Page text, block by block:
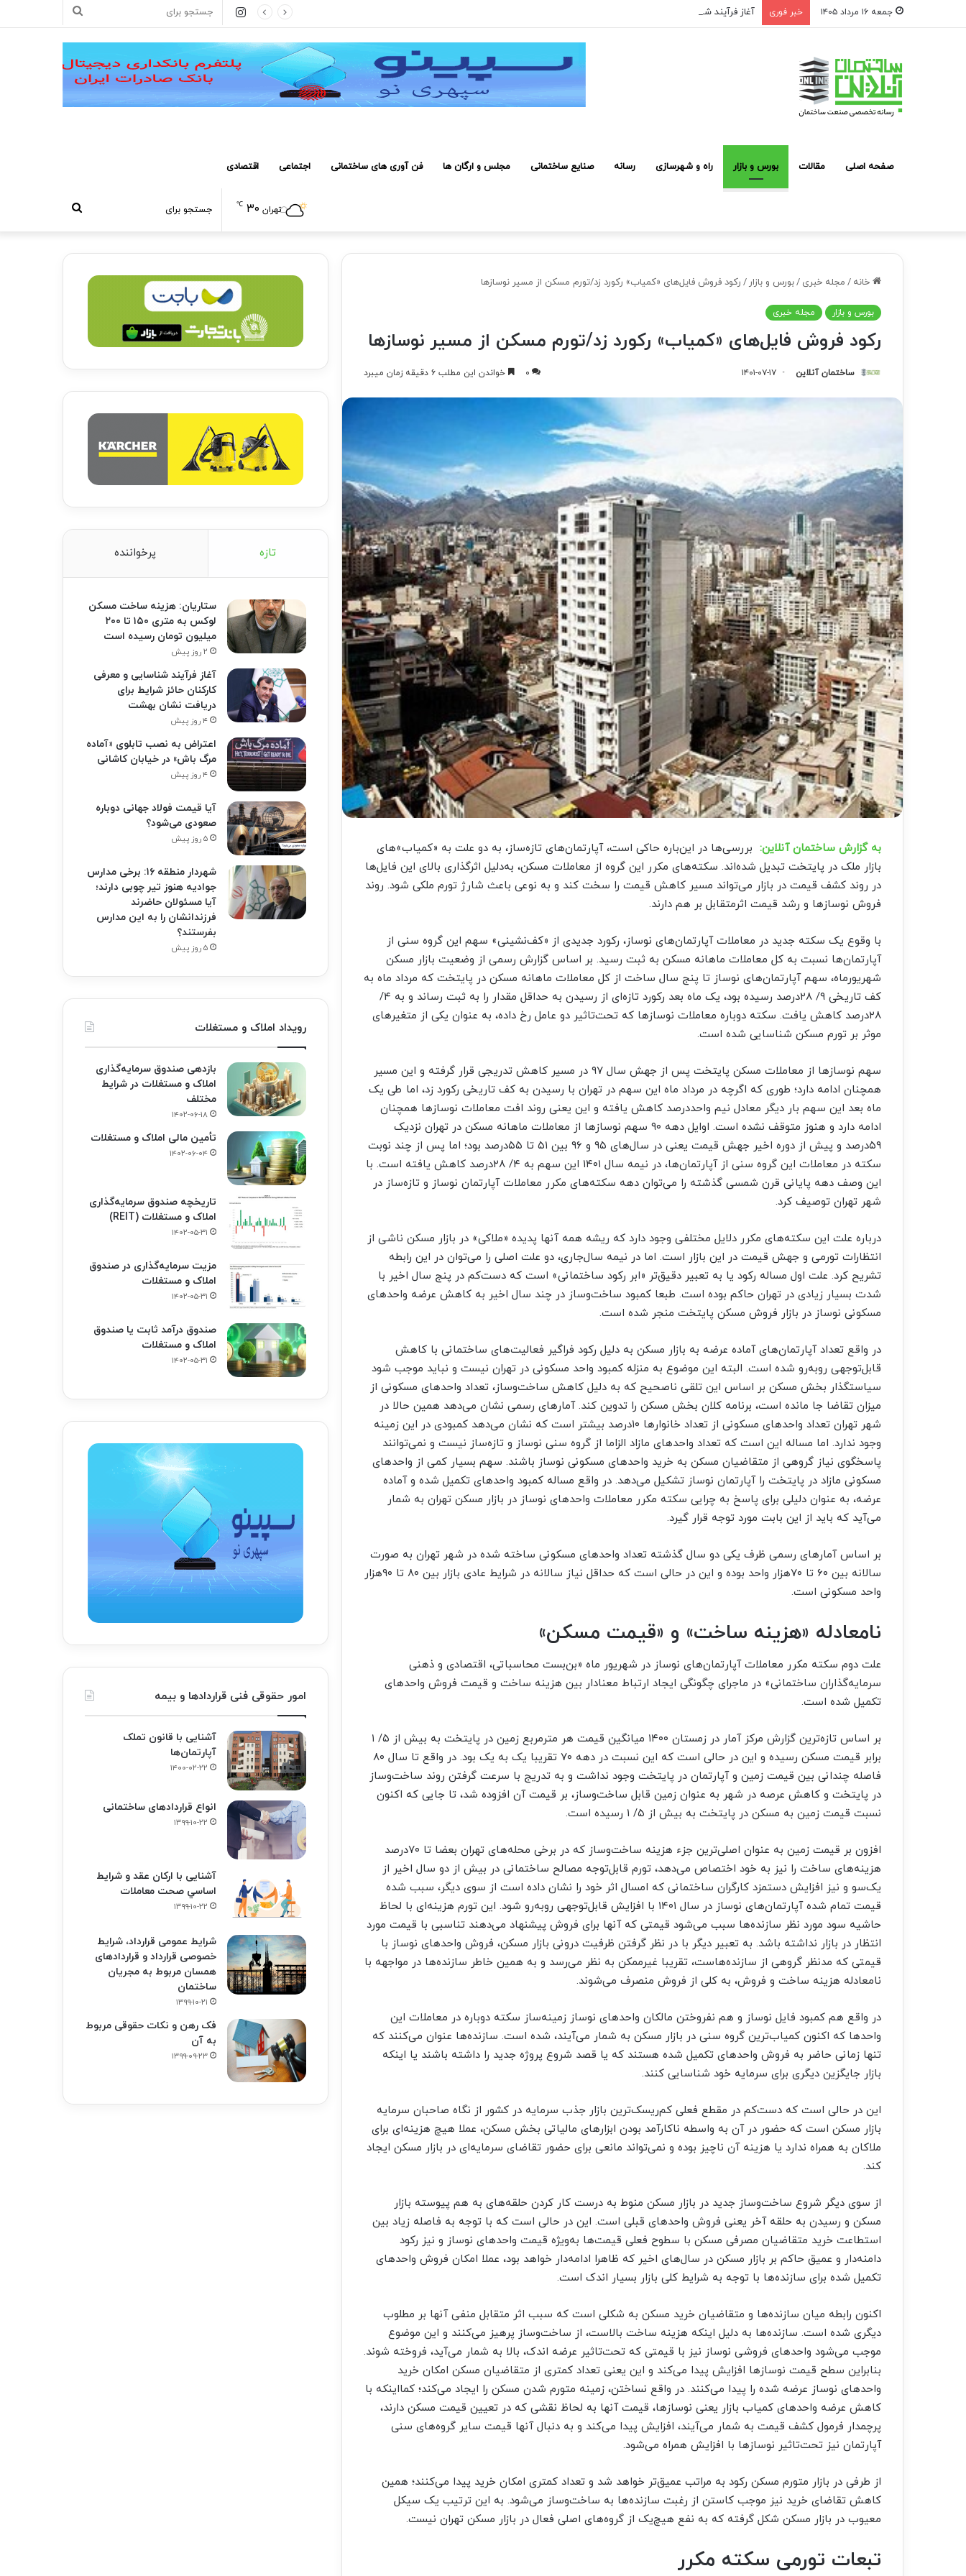
جمعه ۱۶ مرداد ۱۴۰۵ خبر فوری آغاز فرآیند شناسایی و معرفی کارکنان حائز شرایط برای دریافت نشان بهشت
جستجو
اینستاگرام
صفحه اصلی مقالات بورس و بازار راه و شهرسازی رسانه صنایع ساختمانی مجلس و ارگان ها فن آوری های ساختمانی اجتماعی اقتصادی
جستجو
برای
تهران ۳۰ ℃
خانه / مجله خبری /بورس و بازار / رکود فروش فایل‌های «کمیاب» رکورد زد/تورم مسکن از مسیر نوسازها
بورس و بازار مجله خبری
رکود فروش فایل‌های «کمیاب» رکورد زد/تورم مسکن از مسیر نوسازها
ساختمان آنلاین ۱۴۰۱-۰۷-۱۷ ۰ خواندن این مطلب ۶ دقیقه زمان میبرد
به گزارش ساختمان آنلاین: بررسی‌ها در این‌باره حاکی است، آپارتمان‌های تازه‌ساز، به دو علت به «کمیاب»های
بازار ملک در پایتخت تبدیل شده‌اند. سکته‌های مکرر این گروه از معاملات مسکن، به‌دلیل اثرگذاری بالای این فایل‌ها
در روند کشف قیمت در بازار می‌تواند مسیر کاهش قیمت را سخت کند و به نوعی باعث شارژ تورم ملکی شود. روند
فروش نوسازها و رشد قیمت اثرمتقابل بر هم دارند.
با وقوع یک سکته جدید در معاملات آپارتمان‌‌‌های نوساز، رکورد جدیدی از «کف‌‌‌نشینی» سهم این گروه سنی از
آپارتمان‌‌‌ها نسبت به کل معاملات ماهانه مسکن به ثبت رسید. بر اساس گزارش رسمی از وضعیت بازار مسکن
شهریورماه، سهم آپارتمان‌‌‌های نوساز تا پنج سال ساخت از کل معاملات ماهانه مسکن در پایتخت که مرداد ماه به
کف تاریخی ۹/ ۲۸‌درصد رسیده بود، یک ماه بعد رکورد تازه‌‌‌ای از رسیدن به حداقل مقدار را به ثبت رساند و به ۴/
۲۸‌درصد کاهش یافت. سکته دوباره معاملات نوسازها که تحت‌تاثیر دو عامل رخ داده، به عنوان یکی از متغیرهای
موثر بر تورم مسکن شناسایی شده است.
سهم نوسازها از معاملات مسکن پایتخت پس از جهش سال ۹۷ در مسیر کاهش تدریجی قرار گرفته و این مسیر
همچنان ادامه دارد؛ طوری که اگرچه در مرداد ماه این سهم در تهران با رسیدن به کف تاریخی رکورد زد، اما طی یک
ماه بعد این سهم بار دیگر معادل نیم واحد‌درصد کاهش یافته و این یعنی روند افت معاملات نوسازها همچنان
ادامه دارد و هنوز متوقف نشده است. اوایل دهه ۹۰ سهم نوسازها از معاملات ماهانه مسکن در تهران نزدیک
۵۹‌درصد و پیش از دوره اخیر جهش قیمت یعنی در سال‌های ۹۵ و ۹۶ بین ۵۱ تا ۵۵‌درصد بود؛ اما پس از چند نوبت
سکته در معاملات این گروه سنی از آپارتمان‌‌‌ها، در نیمه سال ۱۴۰۱ این سهم به ۴/ ۲۸‌درصد کاهش یافته است. با
این وصف دهه پایانی قرن شمسی گذشته را می‌توان دهه سکته‌‌‌های مکرر معاملات آپارتمان نوساز و تازه‌‌‌ساز در
شهر تهران توصیف کرد.
درباره علت این سکته‌‌‌های مکرر دلایل مختلفی وجود دارد که ریشه همه آنها پدیده «ملاکی» در بازار مسکن ناشی از
انتظارات تورمی و جهش قیمت در این بازار است. اما در نیمه سال‌جاری، دو علت اصلی را می‌توان در این رابطه
تشریح کرد. علت اول مساله رکود یا به تعبیر دقیق‌‌‌تر «ابر رکود ساختمانی» است که دست‌‌‌کم در پنج سال اخیر با
شدت بسیار زیادی در تهران حاکم بوده است. طبعا کمبود ساخت‌وساز در چند سال اخیر به کاهش عرضه واحدهای
مسکونی نوساز در بازار فروش مسکن پایتخت منجر شده است.
در واقع تعداد آپارتمان‌‌‌های آماده عرضه به بازار مسکن به دلیل رکود فراگیر فعالیت‌های ساختمانی با کاهش
قابل‌توجهی روبه‌رو شده است. البته این موضوع به منزله کمبود واحد مسکونی در تهران نیست و نباید موجب شود
سیاستگذار بخش مسکن بر اساس این تلقی ناصحیح که به دلیل کاهش ساخت‌وساز، تعداد واحدهای مسکونی از
میزان تقاضا جا مانده است، برنامه کلان بخش مسکن را تدوین کند. آمارهای رسمی نشان می‌دهد همین حالا در
شهر تهران تعداد واحدهای مسکونی از تعداد خانوارها ۱۰‌درصد بیشتر است که نشان می‌دهد کمبودی در این زمینه
وجود ندارد. اما مساله این است که تعداد واحدهای مازاد الزاما از گروه سنی نوساز و تازه‌‌‌ساز نیست و نمی‌توانند
پاسخگوی نیاز گروهی از متقاضیان مسکن به خرید واحدهای مسکونی نوساز باشند. سهم بسیار کمی از واحدهای
مسکونی مازاد در پایتخت را آپارتمان نوساز تشکیل می‌دهد. در واقع مساله کمبود واحدهای تکمیل شده و آماده
عرضه، به عنوان دلیلی برای پاسخ به چرایی سکته مکرر معاملات واحدهای نوساز در بازار مسکن تهران به شمار
می‌‌‌آید که باید از این بابت مورد توجه قرار گیرد.
بر اساس آمارهای رسمی ظرف یکی دو سال گذشته تعداد واحدهای مسکونی ساخته شده در شهر تهران به صورت
سالانه بین ۶۰ تا ۷۰‌هزار واحد بوده و این در حالی است که حداقل نیاز سالانه در شرایط عادی بازار بین ۸۰ تا ۹۰‌هزار
واحد مسکونی است.
نامعادله «هزینه ساخت» و «قیمت مسکن»
علت دوم سکته مکرر معاملات آپارتمان‌‌‌های نوساز در شهریور ماه «بن‌‌‌بست محاسباتی، اقتصادی و ذهنی
سرمایه‌گذاران ساختمانی» در ماجرای چگونگی ایجاد ارتباط معنادار بین هزینه ساخت و قیمت فروش واحدهای
تکمیل شده است.
بر اساس تازه‌‌‌ترین گزارش مرکز آمار در زمستان ۱۴۰۰ میانگین قیمت هر مترمربع زمین در پایتخت به بیش از ۵/ ۱
برابر قیمت مسکن رسیده و این در حالی است که این نسبت در دهه ۷۰ تقریبا یک به یک بود. در واقع تا سال ۸۰
فاصله چندانی بین قیمت زمین و آپارتمان در پایتخت وجود نداشت و به تدریج با سرعت گرفتن روند ساخت‌وساز
در پایتخت و کاهش عرصه در شهر به عنوان زمین قابل ساخت‌وساز، بر قیمت آن افزوده شد، تا جایی که اکنون
نسبت قیمت زمین به مسکن در پایتخت به بیش از ۵/ ۱ رسیده است.
افزون بر قیمت زمین به عنوان اصلی‌‌‌ترین جزء هزینه ساخت‌وساز که در برخی محله‌‌‌های تهران بعضا تا ۷۰‌درصد
هزینه‌‌‌های ساخت را نیز به خود اختصاص می‌دهد، تورم قابل‌توجه مصالح ساختمانی در بیش از دو سال اخیر از
یک‌‌‌سو و نیز افزایش دستمزد کارگران ساختمانی که امسال اثر خود را نشان داده است از سوی دیگر، سبب شده
قیمت تمام شده آپارتمان‌‌‌های نوساز در سال ۱۴۰۱ با افزایش قابل‌توجهی روبه‌رو شود. این تورم هزینه‌‌‌ای با لحاظ
حاشیه سود مورد نظر سازنده‌‌‌ها سبب می‌شود قیمتی که آنها برای فروش پیشنهاد می‌دهند تناسبی با قیمت‌‌‌ مورد
انتظار در بازار نداشته باشد. به تعبیر دیگر با در نظر گرفتن ظرفیت درونی بازار مسکن، فروش واحدهای نوساز با
قیمتی که مدنظر گروهی از سازنده‌‌‌هاست، تقریبا غیرممکن به نظر می‌رسد و به همین خاطر سازنده‌‌‌ها در مواجهه با
نامعادله هزینه ساخت و فروش، به کلی از فروش منصرف می‌‌‌شوند.
در واقع هم کمبود فایل نوساز و هم نفروختن مالکان واحدهای نوساز زمینه‌‌‌ساز سکته دوباره در معاملات این
واحدها که اکنون کمیاب‌‌‌ترین گروه سنی در بازار مسکن به شمار می‌‌‌آیند، شده است. سازنده‌‌‌ها عنوان می‌کنند که
تنها زمانی حاضر به فروش واحدهای تکمیل شده هستند که یا قصد شروع پروژه جدید را داشته باشند یا اینکه
بازار جایگزین دیگری برای سرمایه خود شناسایی کنند.
این در حالی است که دست‌‌‌کم در مقطع فعلی کم‌‌‌ریسک‌‌‌ترین بازار جذب سرمایه در کشور از نگاه صاحبان سرمایه
بازار مسکن است که حضور در آن به واسطه ناکارآمد بودن ابزارهای مالیاتی بخش مسکن، عملا هیچ هزینه‌‌‌ای برای
ملاکان به همراه ندارد یا هزینه آن ناچیز بوده و نمی‌تواند مانعی برای حضور تقاضای سرمایه‌‌‌ای در بازار مسکن ایجاد
کند.
از سوی دیگر شروع ساخت‌وساز جدید در بازار مسکن منوط به درست کار کردن حلقه‌‌‌های به هم پیوسته بازار
مسکن و رسیدن به حلقه آخر یعنی فروش واحدهای قبلی است. این در حالی است که با توجه به فاصله زیاد بین
استطاعت خرید متقاضیان مصرفی مسکن با سطوح فعلی قیمت‌ها به‌ویژه قیمت واحدهای نوساز و نیز رکود
دامنه‌‌‌دار و عمیق حاکم بر بازار مسکن در سال‌های اخیر که ظاهرا ادامه‌‌‌دار خواهد بود، عملا امکان فروش واحدهای
تکمیل شده برای سازنده‌‌‌ها با توجه به شرایط کلی بازار بسیار اندک است.
اکنون رابطه میان سازنده‌‌‌ها و متقاضیان خرید مسکن به شکلی است که سبب اثر متقابل منفی آنها بر مطلوب
دیگری شده است. سازنده‌‌‌ها به دلیل اینکه هزینه ساخت بالاست، از ساخت‌وساز پرهیز می‌کنند و این موضوع
موجب می‌شود واحدهای فروشی نوساز نیز با قیمتی که تحت‌تاثیر عرضه اندک، بالا به شمار می‌‌‌آید، فروخته شوند.
بنابراین سطح قیمت نوسازها افزایش پیدا می‌کند و این یعنی تعداد کمتری از متقاضیان مسکن امکان خرید
واحدهای نوساز عرضه شده را پیدا می‌کنند. در واقع نساختن، زمینه متورم شدن مسکن را ایجاد می‌کند؛ کمااینکه با
کاهش عرضه واحدهای کمیاب بازار یعنی نوسازها، قیمت آنها به لحاظ نقشی که در تعیین قیمت مسکن دارند،
پرچمدار فرمول کشف قیمت به شمار می‌‌‌آیند، افزایش پیدا می‌کند و به دنبال آنها قیمت سایر گروه‌‌‌های سنی
آپارتمان نیز تحت‌تاثیر نوسازها با افزایش همراه می‌شود.
از طرفی در بازار متورم مسکن رکود به مراتب عمیق‌‌‌تر خواهد شد و تعداد کمتری امکان خرید پیدا می‌کنند؛ همین
کاهش تقاضای خرید نیز موجب کاستن از رغبت سازنده‌‌‌ها به ساخت‌وساز می‌شود. به این ترتیب یک سیکل
معیوب در بازار مسکن شکل گرفته که به نفع هیچ‌‌‌یک از گروه‌‌‌های اصلی فعال در بازار مسکن تهران نیست.
تبعات تورمی سکته مکرر
تازه پرخواننده
ستاریان: هزینه ساخت مسکن
لوکس به متری ۱۵۰ تا ۲۰۰
میلیون تومان رسیده است
۲ روز پیش
آغاز فرآیند شناسایی و معرفی
کارکنان حائز شرایط برای
دریافت نشان بهشت
۴ روز پیش
اعتراض به نصب تابلوی «آماده
مرگ باش» در خیابان کاشانی
۴ روز پیش
آیا قیمت فولاد جهانی دوباره
صعودی می‌شود؟
۵ روز پیش
شهردار منطقه ۱۶: برخی مدارس
جوادیه هنوز تیر چوبی دارند؛
آیا مسئولان حاضرند
فرزندانشان را به این مدارس
بفرستند؟
۵ روز پیش
رویداد املاک و مستغلات
بازدهی صندوق سرمایه‌گذاری
املاک و مستغلات در شرایط
مختلف
۱۴۰۲-۰۶-۱۸
تأمین مالی املاک و مستغلات
۱۴۰۲-۰۶-۰۴
تاریخچه صندوق سرمایه‌گذاری
املاک و مستغلات (REIT)
۱۴۰۲-۰۵-۳۱
مزیت سرمایه‌گذاری در صندوق
املاک و مستغلات
۱۴۰۲-۰۵-۳۱
صندوق درآمد ثابت یا صندوق
املاک و مستغلات
۱۴۰۲-۰۵-۳۱
امور حقوقی فنی قراردادها و بیمه
آشنایی با قانون تملک
آپارتمان‌ها
۱۴۰۰-۰۲-۲۲
انواع قراردادهای ساختمانی
۱۳۹۹-۱۰-۲۲
آشنایی با ارکان عقد و شرايط
اساسي صحت معاملات
۱۳۹۹-۱۰-۲۲
شرایط عمومی قرارداد، شرایط
خصوصی قرارداد و قراردادهای
همسان مربوط به مجریان
ساختمان
۱۳۹۹-۱۰-۲۱
فک‌ رهن و نکات حقوقی مربوط
به آن
۱۳۹۹-۰۹-۲۳